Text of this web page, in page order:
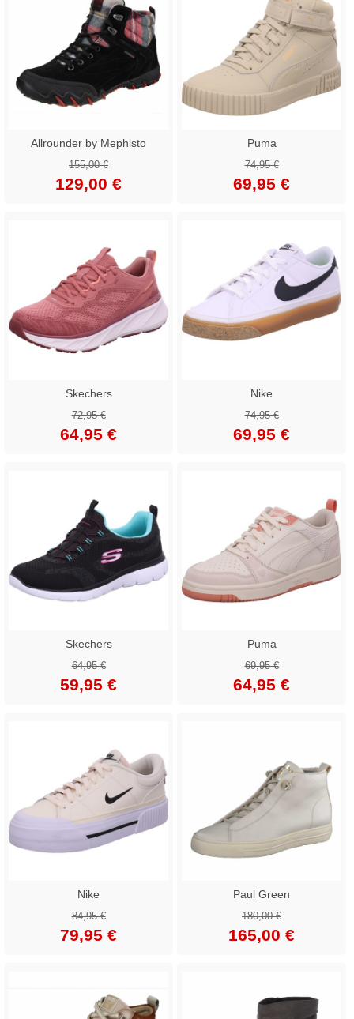
Allrounder by Mephisto
155,00 €
129,00 €
Puma
74,95 €
69,95 €
Skechers
72,95 €
64,95 €
Nike
74,95 €
69,95 €
Skechers
64,95 €
59,95 €
Puma
69,95 €
64,95 €
Nike
84,95 €
79,95 €
Paul Green
180,00 €
165,00 €